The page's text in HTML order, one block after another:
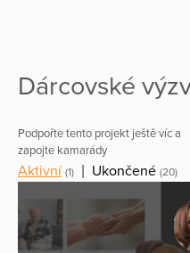
Dárcovské
Podpořte tento projekt ještě víc a
zapojte kamarády
Aktivní (1) | Ukončené (20)